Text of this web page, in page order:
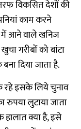
विकसित देशों की
काम करने
में आने वाले खनिज
गरीबों को बांटा
दिया जाता है.
रहे इसके लिये चुनाव
रुपया लुटाया जाता
क्या है, इसे